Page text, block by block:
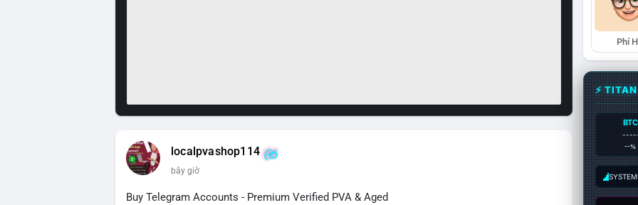
localpvashop114
bây giờ
Buy Telegram Accounts - Premium Verified PVA & Aged
Phí
⚡
BTC
--%